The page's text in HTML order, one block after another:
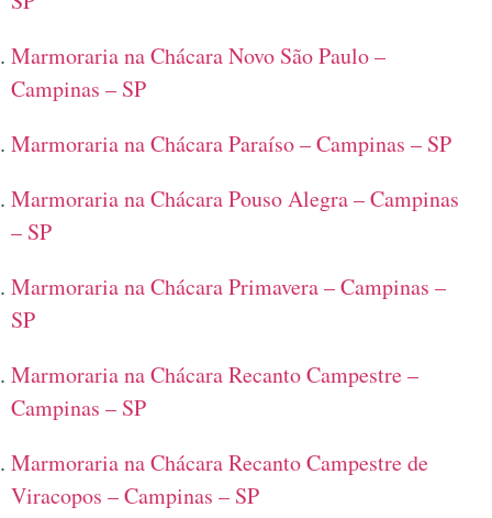
Marmoraria na Chácara Novo São Paulo –
Campinas – SP
Marmoraria na Chácara Paraíso – Campinas – SP
Marmoraria na Chácara Pouso Alegra – Campinas
– SP
Marmoraria na Chácara Primavera – Campinas –
SP
Marmoraria na Chácara Recanto Campestre –
Campinas – SP
Marmoraria na Chácara Recanto Campestre de
Viracopos – Campinas – SP